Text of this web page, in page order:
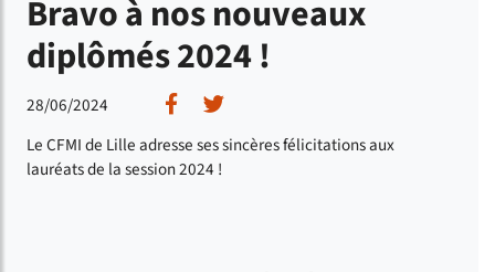
Bravo à nos nouveaux
diplômés 2024 !
28/06/2024 Partager sur Facebook
Partager sur Twitter
Le CFMI de Lille adresse ses sincères félicitations aux
lauréats de la session 2024 !